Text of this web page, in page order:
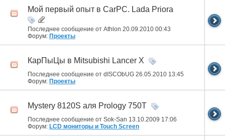
Мой первый опыт в CarPC. Lada Priora
Последнее сообщение от Athlon 20.09.2010 00:43
Форум: Проекты
КарПыЦы в Mitsubishi Lancer X
Последнее сообщение от dISCObUG 26.05.2010 13:45
Форум: Проекты
Mystery 8120S аля Prology 750T
Последнее сообщение от Sok-San 13.10.2009 17:06
Форум: LCD мониторы и Touch Screen